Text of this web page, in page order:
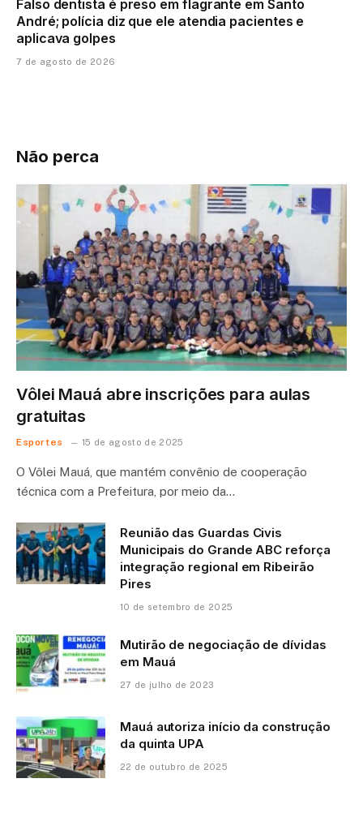
Falso dentista é preso em flagrante em Santo
André; polícia diz que ele atendia pacientes e
aplicava golpes
7 de agosto de 2026
Não perca
Vôlei Mauá abre inscrições para aulas
gratuitas
Esportes 15 de agosto de 2025
O Vôlei Mauá, que mantém convênio de cooperação
técnica com a Prefeitura, por meio da…
Reunião das Guardas Civis
Municipais do Grande ABC reforça
integração regional em Ribeirão
Pires
10 de setembro de 2025
Mutirão de negociação de dívidas
em Mauá
27 de julho de 2023
Mauá autoriza início da construção
da quinta UPA
22 de outubro de 2025